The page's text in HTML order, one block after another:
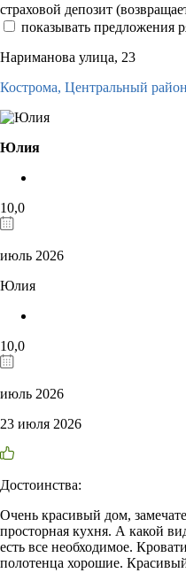
страховой депозит
показывать предложения
Нариманова улица, 23
Кострома, Центральный район
Юлия
10,0
июль 2026
Юлия
10,0
июль 2026
23 июля 2026
Достоинства:
Очень красивый дом,
просторная кухня. А какой
есть все необходимое.
полотенца хорошие.